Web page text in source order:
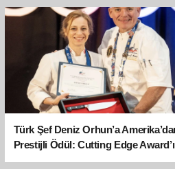
Türk Şef Deniz Orhun’a
Prestijli Ödül: Cutting Edge
sahibi oldu